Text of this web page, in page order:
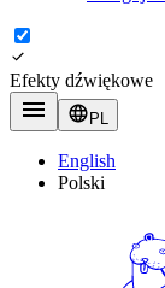
Efekty dźwiękowe
PL
English
Polski